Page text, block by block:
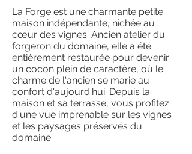
La Forge est une charmante petite
maison indépendante, nichée au
cœur des vignes. Ancien atelier du
forgeron du domaine, elle a été
entièrement restaurée pour devenir
un cocon plein de caractère, où le
charme de l'ancien se marie au
confort d'aujourd'hui. Depuis la
maison et sa terrasse, vous profitez
d'une vue imprenable sur les vignes
et les paysages préservés du
domaine.